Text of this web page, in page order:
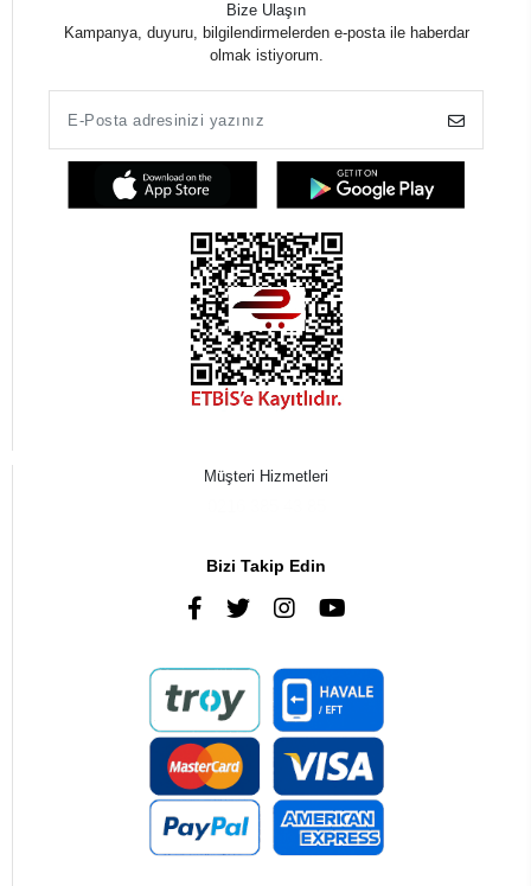
Bize Ulaşın
Kampanya, duyuru, bilgilendirmelerden e-posta ile haberdar
olmak istiyorum.
Müşteri Hizmetleri
Bizi Takip Edin